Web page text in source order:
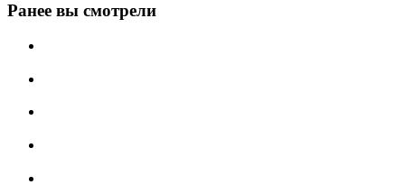
Ранее вы смотрели